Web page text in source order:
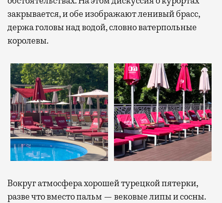
закрывается, и обе изображают ленивый брасс,
держа головы над водой, словно ватерпольные
королевы.
Вокруг атмосфера хорошей турецкой пятерки,
разве что вместо пальм — вековые липы и сосны.